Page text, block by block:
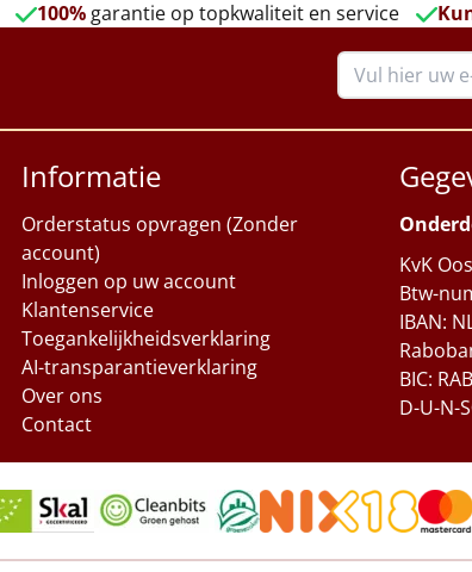
100%garantie op topkwaliteit en service
Informatie
Orderstatus opvragen (Zonder
account)
Inloggen op uw account
Klantenservice
Toegankelijkheidsverklaring
AI-transparantieverklaring
Over ons
Contact
KvK
Btw-
IBAN:
BIC:
D-U-N-